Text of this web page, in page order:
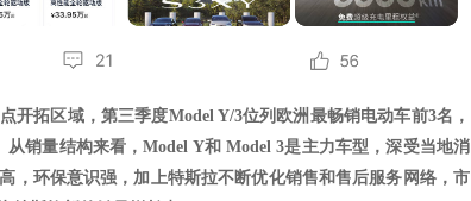
开拓区域，第三季度Model Y/3位列欧洲最畅销电动车前3名，
销量结构来看，Model Y和 Model 3是主力车型，深受当地消
，环保意识强，加上特斯拉不断优化销售和售后服务网络，市